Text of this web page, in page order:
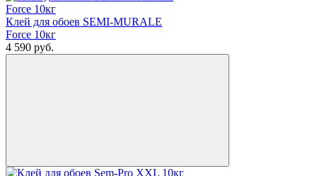
Клей для обоев SEMI-MURALE
Force 10кг
4 590 руб.